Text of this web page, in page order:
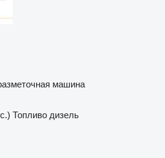
машина
Топливо дизель